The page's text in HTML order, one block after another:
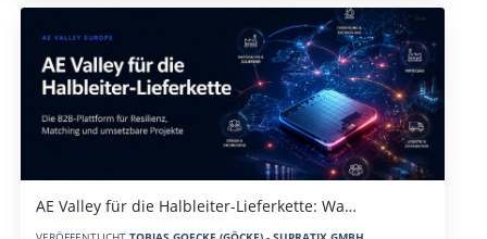
AE Valley für die Halbleiter-Lieferkette: Wa…